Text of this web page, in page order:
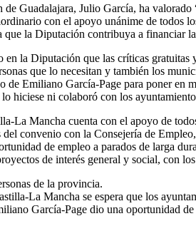
Guadalajara, Julio García, ha
con el apoyo unánime de todos
la Diputación contribuya a financiar
en la Diputación que las críticas
que lo necesitan y también los
Emiliano García-Page para poner en
hiciese ni colaboró con los
La Mancha cuenta con el apoyo de
convenio con la Consejería de
de empleo a parados de larga
de interés general y social, con
de la provincia.
La Mancha se espera que los
García-Page dio una oportunidad